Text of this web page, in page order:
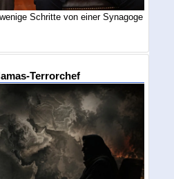
Schritte von einer Synagoge
Terrorchef